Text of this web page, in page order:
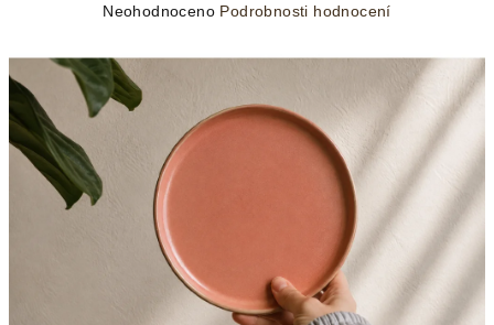
Průměrné
produktu
je
0,0
hvězdiček.
Neohodnoceno Podrobnosti hodnocení